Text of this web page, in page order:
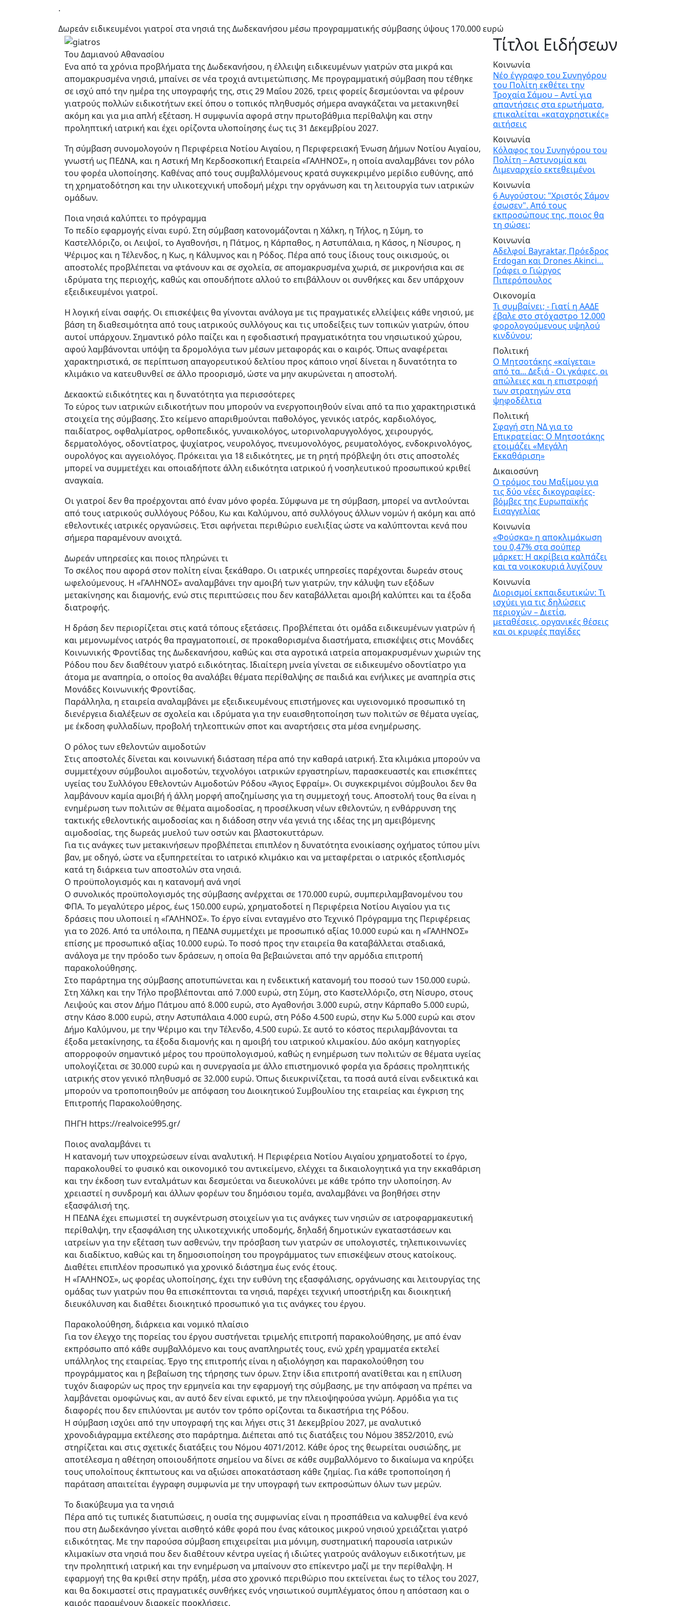
.
Δωρεάν ειδικευμένοι γιατροί στα νησιά της Δωδεκανήσου μέσω προγραμματικής σύμβασης ύψους 170.000 ευρώ
Του Δαμιανού Αθανασίου
Ενα από τα χρόνια προβλήματα της Δωδεκανήσου, η έλλειψη ειδικευμένων γιατρών στα μικρά και
απομακρυσμένα νησιά, μπαίνει σε νέα τροχιά αντιμετώπισης. Με προγραμματική σύμβαση που τέθηκε
σε ισχύ από την ημέρα της υπογραφής της, στις 29 Μαΐου 2026, τρεις φορείς δεσμεύονται να φέρουν
γιατρούς πολλών ειδικοτήτων εκεί όπου ο τοπικός πληθυσμός σήμερα αναγκάζεται να μετακινηθεί
ακόμη και για μια απλή εξέταση. Η συμφωνία αφορά στην πρωτοβάθμια περίθαλψη και στην
προληπτική ιατρική και έχει ορίζοντα υλοποίησης έως τις 31 Δεκεμβρίου 2027.
Τη σύμβαση συνομολογούν η Περιφέρεια Νοτίου Αιγαίου, η Περιφερειακή Ένωση Δήμων Νοτίου Αιγαίου,
γνωστή ως ΠΕΔΝΑ, και η Αστική Μη Κερδοσκοπική Εταιρεία «ΓΑΛΗΝΟΣ», η οποία αναλαμβάνει τον ρόλο
του φορέα υλοποίησης. Καθένας από τους συμβαλλόμενους κρατά συγκεκριμένο μερίδιο ευθύνης, από
τη χρηματοδότηση και την υλικοτεχνική υποδομή μέχρι την οργάνωση και τη λειτουργία των ιατρικών
ομάδων.
Ποια νησιά καλύπτει το πρόγραμμα
Το πεδίο εφαρμογής είναι ευρύ. Στη σύμβαση κατονομάζονται η Χάλκη, η Τήλος, η Σύμη, το
Καστελλόριζο, οι Λειψοί, το Αγαθονήσι, η Πάτμος, η Κάρπαθος, η Αστυπάλαια, η Κάσος, η Νίσυρος, η
Ψέριμος και η Τέλενδος, η Κως, η Κάλυμνος και η Ρόδος. Πέρα από τους ίδιους τους οικισμούς, οι
αποστολές προβλέπεται να φτάνουν και σε σχολεία, σε απομακρυσμένα χωριά, σε μικρονήσια και σε
ιδρύματα της περιοχής, καθώς και οπουδήποτε αλλού το επιβάλλουν οι συνθήκες και δεν υπάρχουν
εξειδικευμένοι γιατροί.
Η λογική είναι σαφής. Οι επισκέψεις θα γίνονται ανάλογα με τις πραγματικές ελλείψεις κάθε νησιού, με
βάση τη διαθεσιμότητα από τους ιατρικούς συλλόγους και τις υποδείξεις των τοπικών γιατρών, όπου
αυτοί υπάρχουν. Σημαντικό ρόλο παίζει και η εφοδιαστική πραγματικότητα του νησιωτικού χώρου,
αφού λαμβάνονται υπόψη τα δρομολόγια των μέσων μεταφοράς και ο καιρός. Όπως αναφέρεται
χαρακτηριστικά, σε περίπτωση απαγορευτικού δελτίου προς κάποιο νησί δίνεται η δυνατότητα το
κλιμάκιο να κατευθυνθεί σε άλλο προορισμό, ώστε να μην ακυρώνεται η αποστολή.
Δεκαοκτώ ειδικότητες και η δυνατότητα για περισσότερες
Το εύρος των ιατρικών ειδικοτήτων που μπορούν να ενεργοποιηθούν είναι από τα πιο χαρακτηριστικά
στοιχεία της σύμβασης. Στο κείμενο απαριθμούνται παθολόγος, γενικός ιατρός, καρδιολόγος,
παιδίατρος, οφθαλμίατρος, ορθοπεδικός, γυναικολόγος, ωτορινολαρυγγολόγος, χειρουργός,
δερματολόγος, οδοντίατρος, ψυχίατρος, νευρολόγος, πνευμονολόγος, ρευματολόγος, ενδοκρινολόγος,
ουρολόγος και αγγειολόγος. Πρόκειται για 18 ειδικότητες, με τη ρητή πρόβλεψη ότι στις αποστολές
μπορεί να συμμετέχει και οποιαδήποτε άλλη ειδικότητα ιατρικού ή νοσηλευτικού προσωπικού κριθεί
αναγκαία.
Οι γιατροί δεν θα προέρχονται από έναν μόνο φορέα. Σύμφωνα με τη σύμβαση, μπορεί να αντλούνται
από τους ιατρικούς συλλόγους Ρόδου, Κω και Καλύμνου, από συλλόγους άλλων νομών ή ακόμη και από
εθελοντικές ιατρικές οργανώσεις. Έτσι αφήνεται περιθώριο ευελιξίας ώστε να καλύπτονται κενά που
σήμερα παραμένουν ανοιχτά.
Δωρεάν υπηρεσίες και ποιος πληρώνει τι
Το σκέλος που αφορά στον πολίτη είναι ξεκάθαρο. Οι ιατρικές υπηρεσίες παρέχονται δωρεάν στους
ωφελούμενους. Η «ΓΑΛΗΝΟΣ» αναλαμβάνει την αμοιβή των γιατρών, την κάλυψη των εξόδων
μετακίνησης και διαμονής, ενώ στις περιπτώσεις που δεν καταβάλλεται αμοιβή καλύπτει και τα έξοδα
διατροφής.
Η δράση δεν περιορίζεται στις κατά τόπους εξετάσεις. Προβλέπεται ότι ομάδα ειδικευμένων γιατρών ή
και μεμονωμένος ιατρός θα πραγματοποιεί, σε προκαθορισμένα διαστήματα, επισκέψεις στις Μονάδες
Κοινωνικής Φροντίδας της Δωδεκανήσου, καθώς και στα αγροτικά ιατρεία απομακρυσμένων χωριών της
Ρόδου που δεν διαθέτουν γιατρό ειδικότητας. Ιδιαίτερη μνεία γίνεται σε ειδικευμένο οδοντίατρο για
άτομα με αναπηρία, ο οποίος θα αναλάβει θέματα περίθαλψης σε παιδιά και ενήλικες με αναπηρία στις
Μονάδες Κοινωνικής Φροντίδας.
Παράλληλα, η εταιρεία αναλαμβάνει με εξειδικευμένους επιστήμονες και υγειονομικό προσωπικό τη
διενέργεια διαλέξεων σε σχολεία και ιδρύματα για την ευαισθητοποίηση των πολιτών σε θέματα υγείας,
με έκδοση φυλλαδίων, προβολή τηλεοπτικών σποτ και αναρτήσεις στα μέσα ενημέρωσης.
Ο ρόλος των εθελοντών αιμοδοτών
Στις αποστολές δίνεται και κοινωνική διάσταση πέρα από την καθαρά ιατρική. Στα κλιμάκια μπορούν να
συμμετέχουν σύμβουλοι αιμοδοτών, τεχνολόγοι ιατρικών εργαστηρίων, παρασκευαστές και επισκέπτες
υγείας του Συλλόγου Εθελοντών Αιμοδοτών Ρόδου «Άγιος Εφραίμ». Οι συγκεκριμένοι σύμβουλοι δεν θα
λαμβάνουν καμία αμοιβή ή άλλη μορφή αποζημίωσης για τη συμμετοχή τους. Αποστολή τους θα είναι η
ενημέρωση των πολιτών σε θέματα αιμοδοσίας, η προσέλκυση νέων εθελοντών, η ενθάρρυνση της
τακτικής εθελοντικής αιμοδοσίας και η διάδοση στην νέα γενιά της ιδέας της μη αμειβόμενης
αιμοδοσίας, της δωρεάς μυελού των οστών και βλαστοκυττάρων.
Για τις ανάγκες των μετακινήσεων προβλέπεται επιπλέον η δυνατότητα ενοικίασης οχήματος τύπου μίνι
βαν, με οδηγό, ώστε να εξυπηρετείται το ιατρικό κλιμάκιο και να μεταφέρεται ο ιατρικός εξοπλισμός
κατά τη διάρκεια των αποστολών στα νησιά.
Ο προϋπολογισμός και η κατανομή ανά νησί
Ο συνολικός προϋπολογισμός της σύμβασης ανέρχεται σε 170.000 ευρώ, συμπεριλαμβανομένου του
ΦΠΑ. Το μεγαλύτερο μέρος, έως 150.000 ευρώ, χρηματοδοτεί η Περιφέρεια Νοτίου Αιγαίου για τις
δράσεις που υλοποιεί η «ΓΑΛΗΝΟΣ». Το έργο είναι ενταγμένο στο Τεχνικό Πρόγραμμα της Περιφέρειας
για το 2026. Από τα υπόλοιπα, η ΠΕΔΝΑ συμμετέχει με προσωπικό αξίας 10.000 ευρώ και η «ΓΑΛΗΝΟΣ»
επίσης με προσωπικό αξίας 10.000 ευρώ. Το ποσό προς την εταιρεία θα καταβάλλεται σταδιακά,
ανάλογα με την πρόοδο των δράσεων, η οποία θα βεβαιώνεται από την αρμόδια επιτροπή
παρακολούθησης.
Στο παράρτημα της σύμβασης αποτυπώνεται και η ενδεικτική κατανομή του ποσού των 150.000 ευρώ.
Στη Χάλκη και την Τήλο προβλέπονται από 7.000 ευρώ, στη Σύμη, στο Καστελλόριζο, στη Νίσυρο, στους
Λειψούς και στον Δήμο Πάτμου από 8.000 ευρώ, στο Αγαθονήσι 3.000 ευρώ, στην Κάρπαθο 5.000 ευρώ,
στην Κάσο 8.000 ευρώ, στην Αστυπάλαια 4.000 ευρώ, στη Ρόδο 4.500 ευρώ, στην Κω 5.000 ευρώ και στον
Δήμο Καλύμνου, με την Ψέριμο και την Τέλενδο, 4.500 ευρώ. Σε αυτό το κόστος περιλαμβάνονται τα
έξοδα μετακίνησης, τα έξοδα διαμονής και η αμοιβή του ιατρικού κλιμακίου. Δύο ακόμη κατηγορίες
απορροφούν σημαντικό μέρος του προϋπολογισμού, καθώς η ενημέρωση των πολιτών σε θέματα υγείας
υπολογίζεται σε 30.000 ευρώ και η συνεργασία με άλλο επιστημονικό φορέα για δράσεις προληπτικής
ιατρικής στον γενικό πληθυσμό σε 32.000 ευρώ. Όπως διευκρινίζεται, τα ποσά αυτά είναι ενδεικτικά και
μπορούν να τροποποιηθούν με απόφαση του Διοικητικού Συμβουλίου της εταιρείας και έγκριση της
Επιτροπής Παρακολούθησης.
ΠΗΓΗ https://realvoice995.gr/
Ποιος αναλαμβάνει τι
Η κατανομή των υποχρεώσεων είναι αναλυτική. Η Περιφέρεια Νοτίου Αιγαίου χρηματοδοτεί το έργο,
παρακολουθεί το φυσικό και οικονομικό του αντικείμενο, ελέγχει τα δικαιολογητικά για την εκκαθάριση
και την έκδοση των ενταλμάτων και δεσμεύεται να διευκολύνει με κάθε τρόπο την υλοποίηση. Αν
χρειαστεί η συνδρομή και άλλων φορέων του δημόσιου τομέα, αναλαμβάνει να βοηθήσει στην
εξασφάλισή της.
Η ΠΕΔΝΑ έχει επωμιστεί τη συγκέντρωση στοιχείων για τις ανάγκες των νησιών σε ιατροφαρμακευτική
περίθαλψη, την εξασφάλιση της υλικοτεχνικής υποδομής, δηλαδή δημοτικών εγκαταστάσεων και
ιατρείων για την εξέταση των ασθενών, την πρόσβαση των γιατρών σε υπολογιστές, τηλεπικοινωνίες
και διαδίκτυο, καθώς και τη δημοσιοποίηση του προγράμματος των επισκέψεων στους κατοίκους.
Διαθέτει επιπλέον προσωπικό για χρονικό διάστημα έως ενός έτους.
Η «ΓΑΛΗΝΟΣ», ως φορέας υλοποίησης, έχει την ευθύνη της εξασφάλισης, οργάνωσης και λειτουργίας της
ομάδας των γιατρών που θα επισκέπτονται τα νησιά, παρέχει τεχνική υποστήριξη και διοικητική
διευκόλυνση και διαθέτει διοικητικό προσωπικό για τις ανάγκες του έργου.
Παρακολούθηση, διάρκεια και νομικό πλαίσιο
Για τον έλεγχο της πορείας του έργου συστήνεται τριμελής επιτροπή παρακολούθησης, με από έναν
εκπρόσωπο από κάθε συμβαλλόμενο και τους αναπληρωτές τους, ενώ χρέη γραμματέα εκτελεί
υπάλληλος της εταιρείας. Έργο της επιτροπής είναι η αξιολόγηση και παρακολούθηση του
προγράμματος και η βεβαίωση της τήρησης των όρων. Στην ίδια επιτροπή ανατίθεται και η επίλυση
τυχόν διαφορών ως προς την ερμηνεία και την εφαρμογή της σύμβασης, με την απόφαση να πρέπει να
λαμβάνεται ομοφώνως και, αν αυτό δεν είναι εφικτό, με την πλειοψηφούσα γνώμη. Αρμόδια για τις
διαφορές που δεν επιλύονται με αυτόν τον τρόπο ορίζονται τα δικαστήρια της Ρόδου.
Η σύμβαση ισχύει από την υπογραφή της και λήγει στις 31 Δεκεμβρίου 2027, με αναλυτικό
χρονοδιάγραμμα εκτέλεσης στο παράρτημα. Διέπεται από τις διατάξεις του Νόμου 3852/2010, ενώ
στηρίζεται και στις σχετικές διατάξεις του Νόμου 4071/2012. Κάθε όρος της θεωρείται ουσιώδης, με
αποτέλεσμα η αθέτηση οποιουδήποτε σημείου να δίνει σε κάθε συμβαλλόμενο το δικαίωμα να κηρύξει
τους υπολοίπους έκπτωτους και να αξιώσει αποκατάσταση κάθε ζημίας. Για κάθε τροποποίηση ή
παράταση απαιτείται έγγραφη συμφωνία με την υπογραφή των εκπροσώπων όλων των μερών.
Το διακύβευμα για τα νησιά
Πέρα από τις τυπικές διατυπώσεις, η ουσία της συμφωνίας είναι η προσπάθεια να καλυφθεί ένα κενό
που στη Δωδεκάνησο γίνεται αισθητό κάθε φορά που ένας κάτοικος μικρού νησιού χρειάζεται γιατρό
ειδικότητας. Με την παρούσα σύμβαση επιχειρείται μια μόνιμη, συστηματική παρουσία ιατρικών
κλιμακίων στα νησιά που δεν διαθέτουν κέντρα υγείας ή ιδιώτες γιατρούς ανάλογων ειδικοτήτων, με
την προληπτική ιατρική και την ενημέρωση να μπαίνουν στο επίκεντρο μαζί με την περίθαλψη. Η
εφαρμογή της θα κριθεί στην πράξη, μέσα στο χρονικό περιθώριο που εκτείνεται έως το τέλος του 2027,
και θα δοκιμαστεί στις πραγματικές συνθήκες ενός νησιωτικού συμπλέγματος όπου η απόσταση και ο
καιρός παραμένουν διαρκείς προκλήσεις.
Τίτλοι Ειδήσεων
Κοινωνία
Νέο έγγραφο του Συνηγόρου
του Πολίτη εκθέτει την
Τροχαία Σάμου – Αντί για
απαντήσεις στα ερωτήματα,
επικαλείται «καταχρηστικές»
αιτήσεις
Κοινωνία
Κόλαφος του Συνηγόρου του
Πολίτη – Αστυνομία και
Λιμεναρχείο εκτεθειμένοι
Κοινωνία
6 Αυγούστου: "Χριστός Σάμον
έσωσεν". Από τους
εκπροσώπους της, ποιος θα
τη σώσει;
Κοινωνία
Αδελφοί Bayraktar, Πρόεδρος
Erdogan και Drones Akinci…
Γράφει ο Γιώργος
Πιπερόπουλος
Οικονομία
Τι συμβαίνει; - Γιατί η ΑΑΔΕ
έβαλε στο στόχαστρο 12.000
φορολογούμενους υψηλού
κινδύνου;
Πολιτική
Ο Μητσοτάκης «καίγεται»
από τα... Δεξιά - Οι γκάφες, οι
απώλειες και η επιστροφή
των στρατηγών στα
ψηφοδέλτια
Πολιτική
Σφαγή στη ΝΔ για το
Επικρατείας: Ο Μητσοτάκης
ετοιμάζει «Μεγάλη
Εκκαθάριση»
Δικαιοσύνη
Ο τρόμος του Μαξίμου για
τις δύο νέες δικογραφίες-
βόμβες της Ευρωπαϊκής
Εισαγγελίας
Κοινωνία
«Φούσκα» η αποκλιμάκωση
του 0,47% στα σούπερ
μάρκετ: Η ακρίβεια καλπάζει
και τα νοικοκυριά λυγίζουν
Κοινωνία
Διορισμοί εκπαιδευτικών: Τι
ισχύει για τις δηλώσεις
περιοχών – Διετία,
μεταθέσεις, οργανικές θέσεις
και οι κρυφές παγίδες